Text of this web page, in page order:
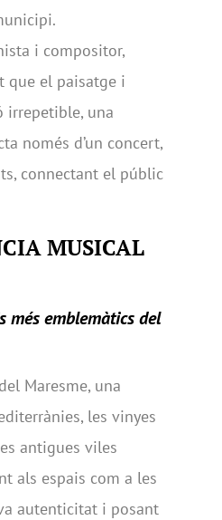
i compositor,
que el paisatge i
irrepetible, una
només d’un concert,
connectant el públic
MUSICAL
més emblemàtics del
Maresme, una
les vinyes
antigues viles
als espais com a les
autenticitat i posant